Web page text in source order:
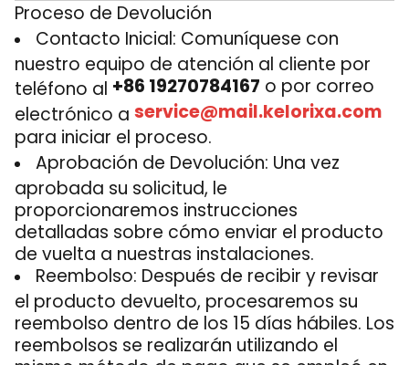
Proceso de Devolución
Contacto Inicial: Comuníquese con
nuestro equipo de atención al cliente por
teléfono al +86 19270784167 o por correo
electrónico a service@mail.kelorixa.com
para iniciar el proceso.
Aprobación de Devolución: Una vez
aprobada su solicitud, le
proporcionaremos instrucciones
detalladas sobre cómo enviar el producto
de vuelta a nuestras instalaciones.
Reembolso: Después de recibir y revisar
el producto devuelto, procesaremos su
reembolso dentro de los 15 días hábiles. Los
reembolsos se realizarán utilizando el